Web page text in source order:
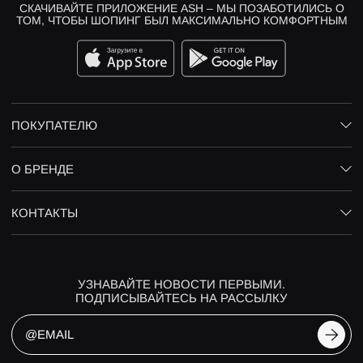
СКАЧИВАЙТЕ ПРИЛОЖЕНИЕ ASH – МЫ ПОЗАБОТИЛИСЬ О
ТОМ, ЧТОБЫ ШОПИНГ БЫЛ МАКСИМАЛЬНО КОМФОРТНЫМ
ПОКУПАТЕЛЮ
О БРЕНДЕ
КОНТАКТЫ
УЗНАВАЙТЕ НОВОСТИ ПЕРВЫМИ.
ПОДПИСЫВАЙТЕСЬ НА РАССЫЛКУ